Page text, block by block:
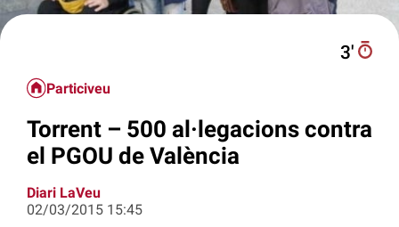
3′
Particiveu
Torrent – 500 al·legacions contra
el PGOU de València
Diari LaVeu
02/03/2015 15:45